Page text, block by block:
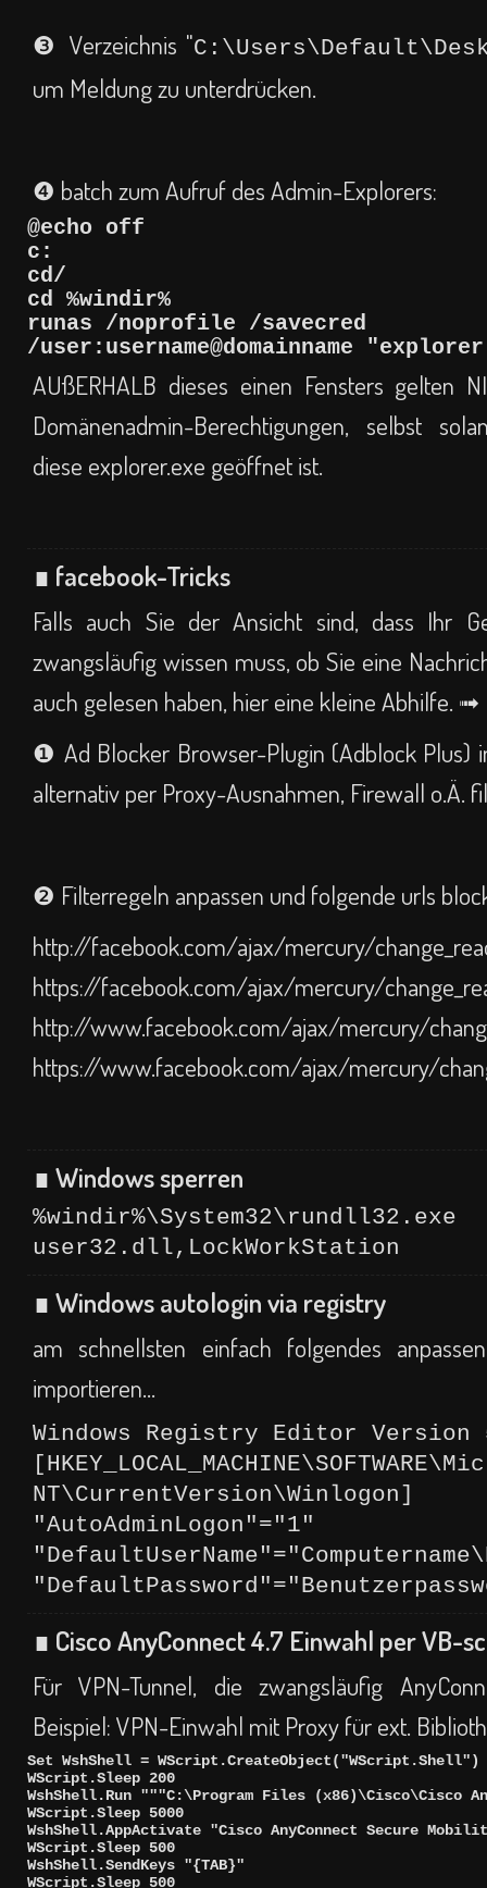
❸ Verzeichnis "
um Meldung zu unterdrücken.
❹ batch zum Aufruf des Admin-Explorers:
@echo off
c:
cd/
cd %windir%
runas /noprofile /savecred
/user:username@domainname
AUßERHALB dieses einen Fensters gelten
Domänenadmin-Berechtigungen, selbst
diese explorer.exe geöffnet ist.
∎ facebook-Tricks
Falls auch Sie der Ansicht sind, dass Ihr
zwangsläufig wissen muss, ob Sie eine
auch gelesen haben, hier eine kleine Abhilfe. ➟
❶ Ad Blocker Browser-Plugin (Adblock Plus)
alternativ per Proxy-Ausnahmen, Firewall o.Ä.
❷ Filterregeln anpassen und folgende urls
http://facebook.com/ajax/mercury/
https://facebook.com/ajax/mercury/
http://www.facebook.com/ajax/mercury/
https://www.facebook.com/ajax/mercury/
∎ Windows sperren
%windir%\System32\rundll32.exe
user32.dll,LockWorkStation
∎ Windows autologin via registry
am schnellsten einfach folgendes
importieren...
Windows Registry Editor Version
NT\CurrentVersion\Winlogon]
"AutoAdminLogon"="1"
∎ Cisco AnyConnect 4.7 Einwahl per VB-
Für VPN-Tunnel, die zwangsläufig
Beispiel: VPN-Einwahl mit Proxy für ext.
Set WshShell = WScript.CreateObject("WScript.Shell")
WScript.Sleep 200
WshShell.Run """C:\Program Files (x86)\Cisco\Cisco
WScript.Sleep 5000
WshShell.AppActivate "Cisco AnyConnect Secure
WScript.Sleep 500
WshShell.SendKeys "{TAB}"
WScript.Sleep 500